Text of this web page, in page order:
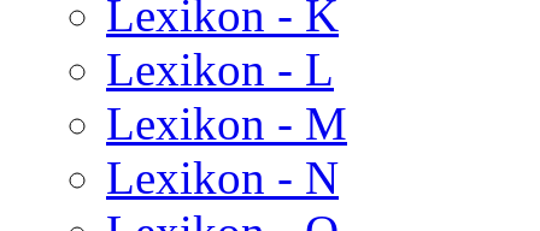
Lexikon - K
Lexikon - L
Lexikon - M
Lexikon - N